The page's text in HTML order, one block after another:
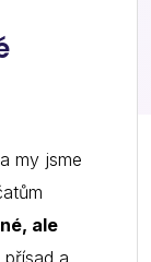
a my jsme
ale
a